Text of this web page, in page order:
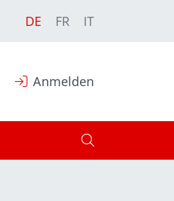
DE FR IT
Anmelden